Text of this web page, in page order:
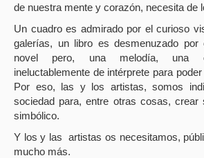
de nuestra mente y corazón, necesita de
Un cuadro es admirado por el curioso
galerías, un libro es desmenuzado
novel pero, una melodía, una
ineluctablemente de intérprete para
Por eso, las y los artistas, somos
sociedad para, entre otras cosas,
simbólico.
Y los y las
artistas os necesitamos,
mucho más.